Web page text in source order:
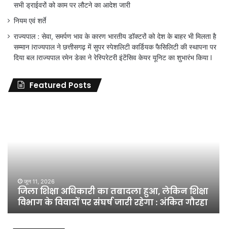
सभी ड्राईवरों को काम पर लौटने का आदेश जारी
नियम एवं शर्ते
राज्यपाल : सेवा, समर्पण भाव के कारण भारतीय डॉक्टरों को देश के बाहर भी मिलता है
सम्मान lराज्यपाल ने छत्तीसगढ़ में सुपर स्पेशलिटी कार्डियक फैसिलिटी की स्थापना पर
दिया बल lराज्यपाल रमेन डेका ने रेस्पिरेटरी इंटेंसिव केयर यूनिट का शुभारंभ किया l
Featured Posts
शिक्षा
विभाग
विवादों
जून 11, 2026
जिला शिक्षा अधिकारी का तबादला हुआ, लेकिन शिक्षा
विभाग के विवादों पर संघर्ष जारी रहेगा : अंकित गौरहा